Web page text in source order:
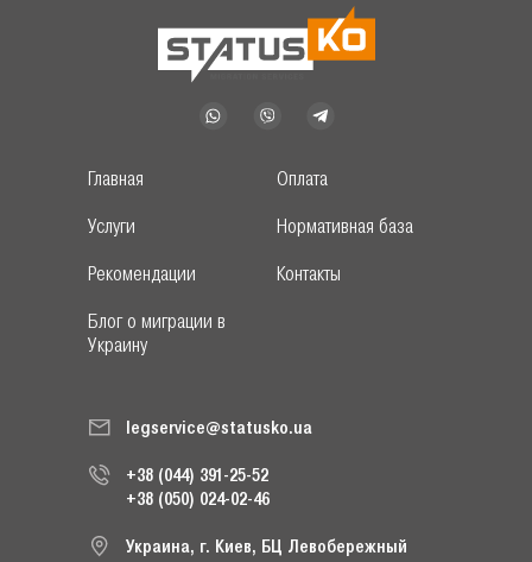
Главная
Оплата
Услуги
Нормативная база
Рекомендации
Контакты
Блог о миграции в
Украину
legservice@statusko.ua
+38 (044) 391-25-52
+38 (050) 024-02-46
Украина, г. Киев, БЦ Левобережный